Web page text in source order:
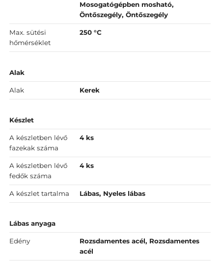
Mosogatógépben mosható,
Öntőszegély, Öntőszegély
Max. sütési
hőmérséklet
250 °C
Alak
Alak Kerek
Készlet
A készletben lévő
fazekak száma
4 ks
A készletben lévő
fedők száma
4 ks
A készlet tartalma Lábas, Nyeles lábas
Lábas anyaga
Edény
Rozsdamentes acél, Rozsdamentes
acél